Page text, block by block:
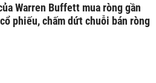
Warren Buffett mua ròng gần
phiếu, chấm dứt chuỗi bán ròng